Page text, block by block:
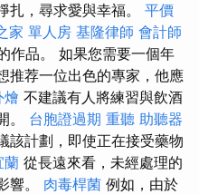
扎，尋求愛與幸福。 平價
家 單人房 基隆律師 會計師
作品。 如果您需要一個年
推荐一位出色的專家，他應
燴 不建議有人將練習與飲酒
。 台胞證過期 重聽 助聽器
該計劃，即使正在接受藥物
蘭 從長遠來看，未經處理的
響。 肉毒桿菌 例如，由於